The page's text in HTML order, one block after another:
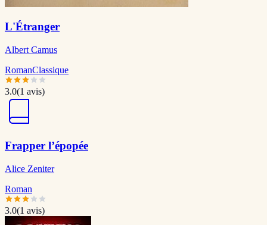
L'Étranger
Albert Camus
RomanClassique
3.0(1 avis)
Frapper l’épopée
Alice Zeniter
Roman
3.0(1 avis)